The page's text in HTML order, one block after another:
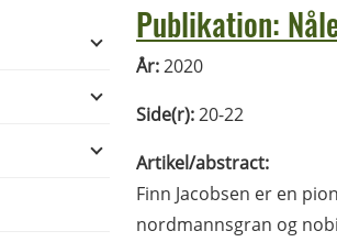
Publikation:
År:2020
Side(r):20-22
Artikel/abstract:
Finn Jacobsen er en
nordmannsgran og